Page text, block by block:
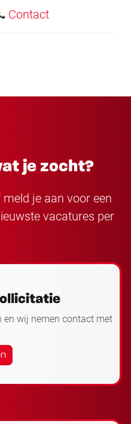
Contact
je zocht?
je aan voor een
vacatures per
en wij nemen contact met